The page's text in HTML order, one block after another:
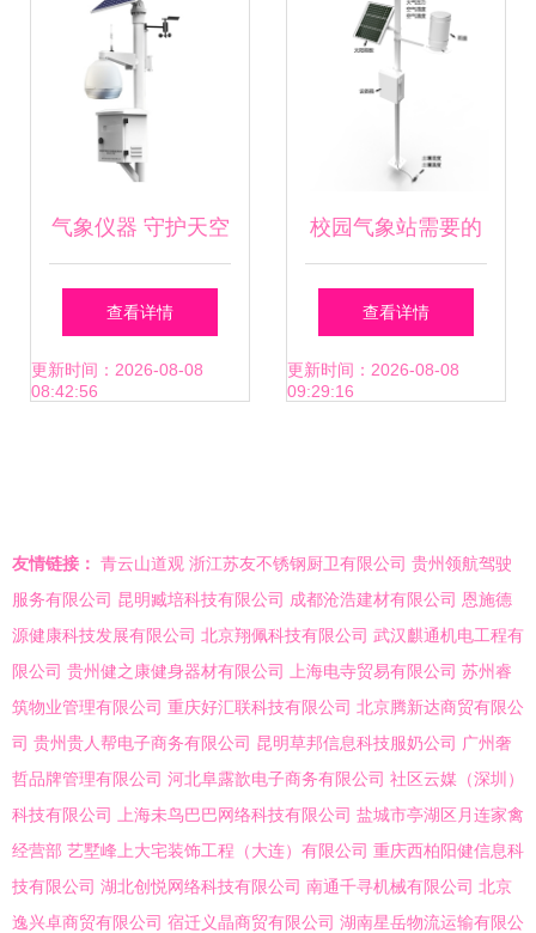
气象仪器 守护天空
的智慧之眼
查看详情
更新时间：2026-08-08
08:42:56
校园气象站需要的
核心仪器设备详解
查看详情
更新时间：2026-08-08
09:29:16
友情链接： 青云山道观 浙江苏友不锈钢厨卫有限公司 贵州领航驾驶
服务有限公司 昆明臧培科技有限公司 成都沧浩建材有限公司 恩施德
源健康科技发展有限公司 北京翔佩科技有限公司 武汉麒通机电工程有
限公司 贵州健之康健身器材有限公司 上海电寺贸易有限公司 苏州睿
筑物业管理有限公司 重庆好汇联科技有限公司 北京腾新达商贸有限公
司 贵州贵人帮电子商务有限公司 昆明草邦信息科技服奶公司 广州奢
哲品牌管理有限公司 河北阜露歆电子商务有限公司 社区云媒（深圳）
科技有限公司
上海未鸟巴巴网络科技有限公司 盐城市亭湖区月连家禽
经营部 艺墅峰上大宅装饰工程（大连）有限公司 重庆西柏阳健信息科
技有限公司 湖北创悦网络科技有限公司 南通千寻机械有限公司 北京
逸兴卓商贸有限公司 宿迁义晶商贸有限公司 湖南星岳物流运输有限公